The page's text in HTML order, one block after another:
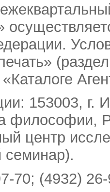
153003, г.
философии,
центр
семинар).
70; (4932)